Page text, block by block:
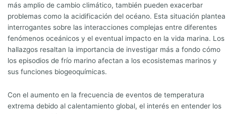
más amplio de cambio climático, también pueden exacerbar
problemas como la acidificación del océano. Esta situación plantea
interrogantes sobre las interacciones complejas entre diferentes
fenómenos oceánicos y el eventual impacto en la vida marina. Los
hallazgos resaltan la importancia de investigar más a fondo cómo
los episodios de frío marino afectan a los ecosistemas marinos y
sus funciones biogeoquímicas.
Con el aumento en la frecuencia de eventos de temperatura
extrema debido al calentamiento global, el interés en entender los